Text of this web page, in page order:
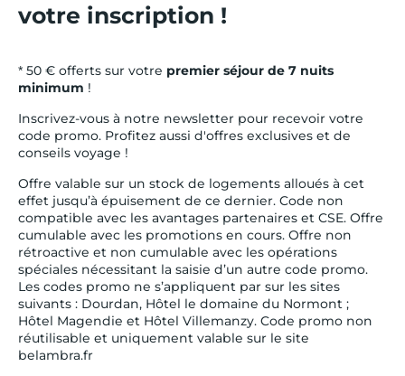
votre inscription !
* 50 € offerts sur votre premier séjour de 7 nuits
minimum !
Inscrivez-vous à notre newsletter pour recevoir votre
code promo. Profitez aussi d'offres exclusives et de
conseils voyage !
Offre valable sur un stock de logements alloués à cet
effet jusqu’à épuisement de ce dernier. Code non
compatible avec les avantages partenaires et CSE. Offre
cumulable avec les promotions en cours. Offre non
rétroactive et non cumulable avec les opérations
spéciales nécessitant la saisie d’un autre code promo.
Les codes promo ne s’appliquent par sur les sites
suivants : Dourdan, Hôtel le domaine du Normont ;
Hôtel Magendie et Hôtel Villemanzy. Code promo non
réutilisable et uniquement valable sur le site
belambra.fr